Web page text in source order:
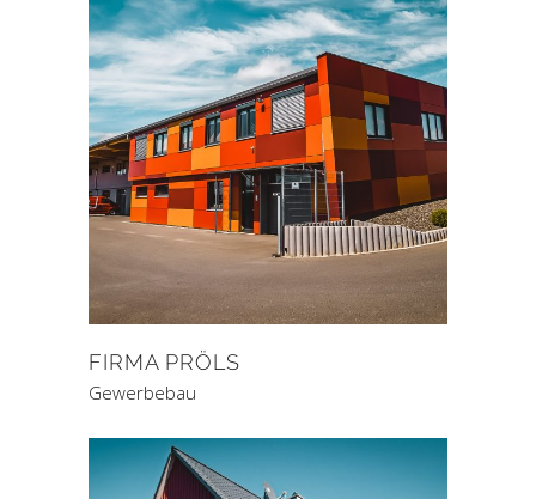
FIRMA PRÖLS
Gewerbebau